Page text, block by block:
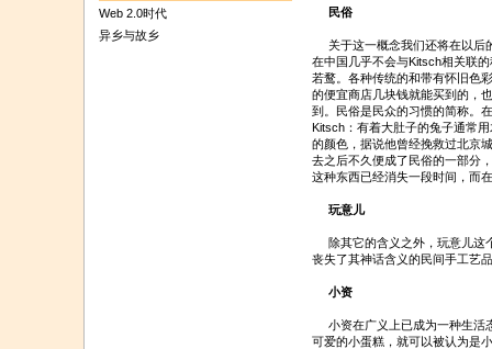
Web 2.0时代
异乡与故乡
民俗
关于这一概念我们还将在以后
在中国几乎不会与Kitsch相关联
若鹜。各种传统的和带有怀旧色
的便宜商店几块钱就能买到的，
到。民俗是民众的习惯的简称。
Kitsch：有着大肚子的兔子通常
的颜色，据说他曾经挽救过北京
去之后不久便成了民俗的一部分
这种东西已经消失一段时间，而
玩意儿
除其它的含义之外，玩意儿这
丧失了其神话含义的民间手工艺
小资
小资在广义上已成为一种生活
可爱的小蛋糕，就可以被认为是